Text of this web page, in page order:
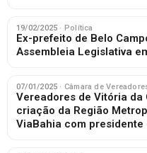
19/02/2025 · Política
Ex-prefeito de Belo
Assembleia Legislativa
07/01/2025 · Câmara de
Vereadores de Vitória da
criação da Região
ViaBahia com presidente